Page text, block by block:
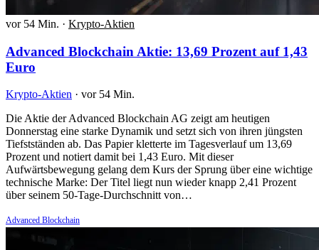
vor 54 Min. · Krypto-Aktien
Advanced Blockchain Aktie: 13,69 Prozent auf 1,43
Euro
Krypto-Aktien · vor 54 Min.
Die Aktie der Advanced Blockchain AG zeigt am heutigen
Donnerstag eine starke Dynamik und setzt sich von ihren jüngsten
Tiefstständen ab. Das Papier kletterte im Tagesverlauf um 13,69
Prozent und notiert damit bei 1,43 Euro. Mit dieser
Aufwärtsbewegung gelang dem Kurs der Sprung über eine wichtige
technische Marke: Der Titel liegt nun wieder knapp 2,41 Prozent
über seinem 50-Tage-Durchschnitt von…
Advanced Blockchain